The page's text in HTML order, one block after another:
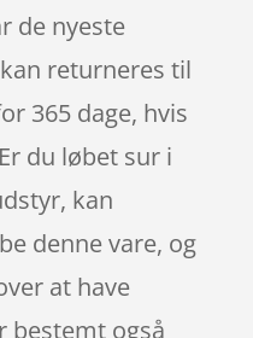
de nyeste
returneres til
365 dage, hvis
du løbet sur i
kan
denne vare, og
at have
bestemt også